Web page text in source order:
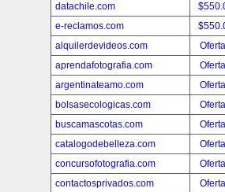
datachile.com
e-reclamos.com
alquilerdevideos.com
aprendafotografia.com
argentinateamo.com
bolsasecologicas.com
buscamascotas.com
catalogodebelleza.com
concursofotografia.com
contactosprivados.com